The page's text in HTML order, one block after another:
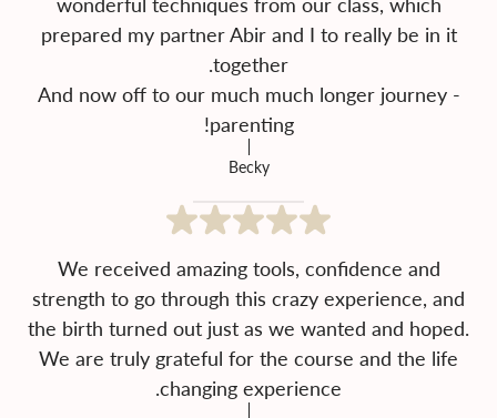
prepared my partner Abir and I to really be in it
And now off to our much much longer journey -
parenting!
Becky
We received amazing tools, confidence and
strength to go through this crazy experience, and
the birth turned out just as we wanted and hoped.
We are truly grateful for the course and the life
changing experience.